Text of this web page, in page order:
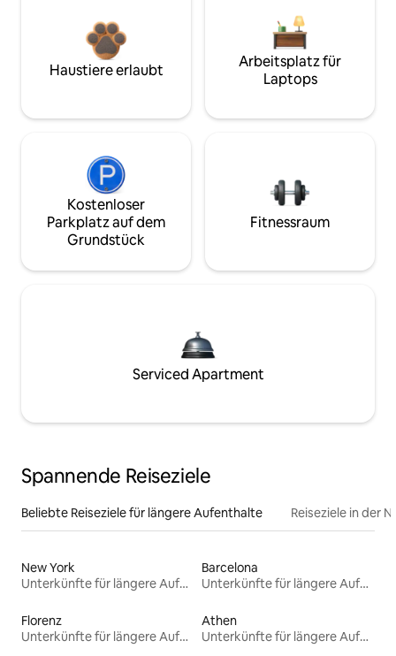
Haustiere erlaubt
Arbeitsplatz für
Laptops
Kostenloser
Parkplatz auf dem
Grundstück
Fitnessraum
Serviced Apartment
Spannende Reiseziele
Beliebte Reiseziele für längere Aufenthalte Reiseziele in der
New York
Unterkünfte für längere Aufenthalte
Barcelona
Unterkünfte für längere Aufenthalte
Florenz
Unterkünfte für längere Aufenthalte
Athen
Unterkünfte für längere Aufenthalte